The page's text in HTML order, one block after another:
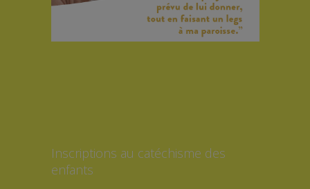
Inscriptions au catéchisme des
enfants